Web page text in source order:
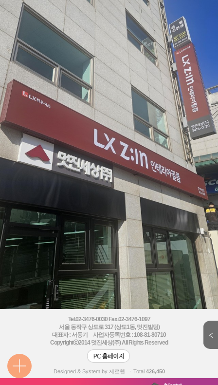
Tel.02-3476-0030 Fax.02-3476-1097
서울 동작구 상도로 317 (상도1동, 멋진빌딩)
대표자 : 서동기 사업자등록번호 : 108-81-80710
Copyrightⓒ2014멋진세상(주) All Rights Reserved
Designed & System by 제로웹 ㆍTotal 426,450